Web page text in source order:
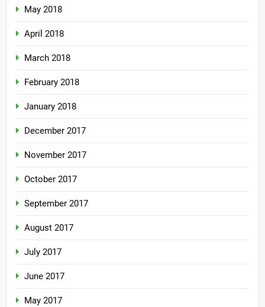
May 2018
April 2018
March 2018
February 2018
January 2018
December 2017
November 2017
October 2017
September 2017
August 2017
July 2017
June 2017
May 2017